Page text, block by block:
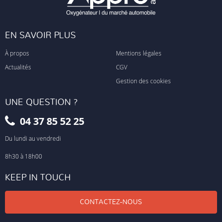
EN SAVOIR PLUS
À propos
Actualités
Mentions légales
CGV
Gestion des cookies
UNE QUESTION ?
04 37 85 52 25
Du lundi au vendredi
8h30 à 18h00
KEEP IN TOUCH
CONTACTEZ-NOUS